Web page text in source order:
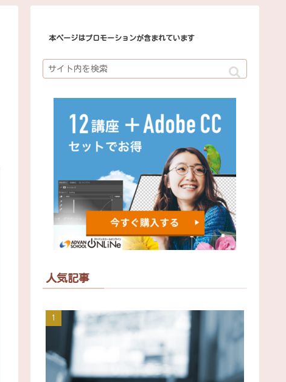
本ページはプロモーションが含まれています
人気記事